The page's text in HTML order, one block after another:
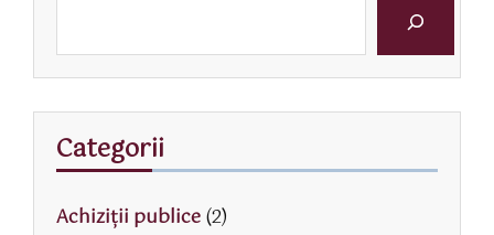
Categorii
Achiziții publice(2)